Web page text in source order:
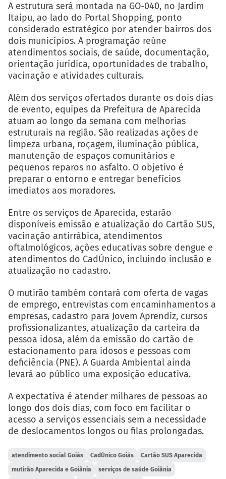
A estrutura será montada na GO-040, no Jardim
Itaipu, ao lado do Portal Shopping, ponto
considerado estratégico por atender bairros dos
dois municípios. A programação reúne
atendimentos sociais, de saúde, documentação,
orientação jurídica, oportunidades de trabalho,
vacinação e atividades culturais.
Além dos serviços ofertados durante os dois dias
de evento, equipes da Prefeitura de Aparecida
atuam ao longo da semana com melhorias
estruturais na região. São realizadas ações de
limpeza urbana, roçagem, iluminação pública,
manutenção de espaços comunitários e
pequenos reparos no asfalto. O objetivo é
preparar o entorno e entregar benefícios
imediatos aos moradores.
Entre os serviços de Aparecida, estarão
disponíveis emissão e atualização do Cartão SUS,
vacinação antirrábica, atendimentos
oftalmológicos, ações educativas sobre dengue e
atendimentos do CadÚnico, incluindo inclusão e
atualização no cadastro.
O mutirão também contará com oferta de vagas
de emprego, entrevistas com encaminhamentos a
empresas, cadastro para Jovem Aprendiz, cursos
profissionalizantes, atualização da carteira da
pessoa idosa, além da emissão do cartão de
estacionamento para idosos e pessoas com
deficiência (PNE). A Guarda Ambiental ainda
levará ao público uma exposição educativa.
A expectativa é atender milhares de pessoas ao
longo dos dois dias, com foco em facilitar o
acesso a serviços essenciais sem a necessidade
de deslocamentos longos ou filas prolongadas.
atendimento social Goiás CadÚnico Goiás Cartão SUS Aparecida
mutirão Aparecida e Goiânia serviços de saúde Goiânia